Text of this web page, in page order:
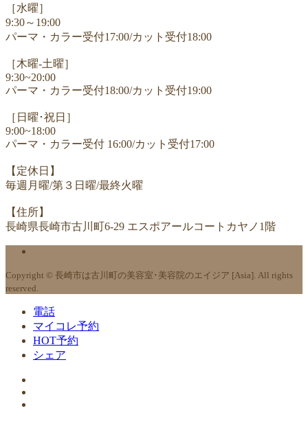
［水曜］
9:30～19:00
パーマ・カラー受付17:00/カット受付18:00
［木曜-土曜］
9:30~20:00
パーマ・カラー受付18:00/カット受付19:00
［日曜･祝日］
9:00~18:00
パーマ・カラー受付 16:00/カット受付17:00
【定休日】
毎週月曜/第３日曜/最終火曜
【住所】
長崎県長崎市古川町6-29 エスポアールコートカヤノ1階
Copyright © 長崎市は古川町の美容室･美容院のエイジア [Asia]. All rights
reserved.
電話
マイコレ予約
HOT予約
シェア